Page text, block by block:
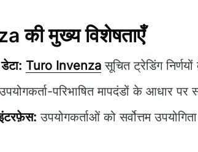
की मुख्य विशेषताएँ
Turo Invenza सूचित ट्रेडिंग
परिभाषित मापदंडों के आधार पर
उपयोगकर्ताओं को सर्वोत्तम